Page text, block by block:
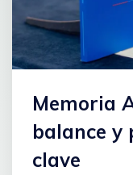
Memoria
balance y
clave